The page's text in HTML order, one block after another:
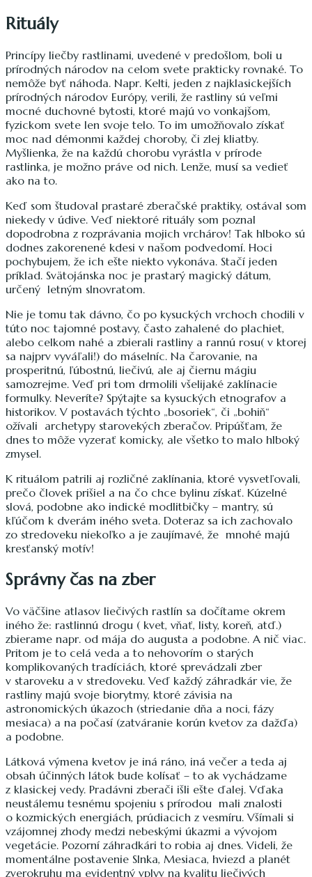
Rituály
Princípy liečby rastlinami, uvedené v predošlom, boli u
prírodných národov na celom svete prakticky rovnaké. To
nemôže byť náhoda. Napr. Kelti, jeden z najklasickejších
prírodných národov Európy, verili, že rastliny sú veľmi
mocné duchovné bytosti, ktoré majú vo vonkajšom,
fyzickom svete len svoje telo. To im umožňovalo získať
moc nad démonmi každej choroby, či zlej kliatby.
Myšlienka, že na každú chorobu vyrástla v prírode
rastlinka, je možno práve od nich. Lenže, musí sa vedieť
ako na to.
Keď som študoval prastaré zberačské praktiky, ostával som
niekedy v údive. Veď niektoré rituály som poznal
dopodrobna z rozprávania mojich vrchárov! Tak hlboko sú
dodnes zakorenené kdesi v našom podvedomí. Hoci
pochybujem, že ich ešte niekto vykonáva. Stačí jeden
príklad. Svätojánska noc je prastarý magický dátum,
určený letným slnovratom.
Nie je tomu tak dávno, čo po kysuckých vrchoch chodili v
túto noc tajomné postavy, často zahalené do plachiet,
alebo celkom nahé a zbierali rastliny a rannú rosu( v ktorej
sa najprv vyváľali!) do máselníc. Na čarovanie, na
prosperitnú, ľúbostnú, liečivú, ale aj čiernu mágiu
samozrejme. Veď pri tom drmolili všelijaké zaklínacie
formulky. Neveríte? Spýtajte sa kysuckých etnografov a
historikov. V postavách týchto „bosoriek“, či „bohiň“
ožívali archetypy starovekých zberačov. Pripúšťam, že
dnes to môže vyzerať komicky, ale všetko to malo hlboký
zmysel.
K rituálom patrili aj rozličné zaklínania, ktoré vysvetľovali,
prečo človek prišiel a na čo chce bylinu získať. Kúzelné
slová, podobne ako indické modlitbičky – mantry, sú
kľúčom k dverám iného sveta. Doteraz sa ich zachovalo
zo stredoveku niekoľko a je zaujímavé, že mnohé majú
kresťanský motív!
Správny čas na zber
Vo väčšine atlasov liečivých rastlín sa dočítame okrem
iného že: rastlinnú drogu ( kvet, vňať, listy, koreň, atď.)
zbierame napr. od mája do augusta a podobne. A nič viac.
Pritom je to celá veda a to nehovorím o starých
komplikovaných tradíciách, ktoré sprevádzali zber
v staroveku a v stredoveku. Veď každý záhradkár vie, že
rastliny majú svoje biorytmy, ktoré závisia na
astronomických úkazoch (striedanie dňa a noci, fázy
mesiaca) a na počasí (zatváranie korún kvetov za dažďa)
a podobne.
Látková výmena kvetov je iná ráno, iná večer a teda aj
obsah účinných látok bude kolísať – to ak vychádzame
z klasickej vedy. Pradávni zberači išli ešte ďalej. Vďaka
neustálemu tesnému spojeniu s prírodou mali znalosti
o kozmických energiách, prúdiacich z vesmíru. Všímali si
vzájomnej zhody medzi nebeskými úkazmi a vývojom
vegetácie. Pozorní záhradkári to robia aj dnes. Videli, že
momentálne postavenie Slnka, Mesiaca, hviezd a planét
zverokruhu ma evidentný vplyv na kvalitu liečivých